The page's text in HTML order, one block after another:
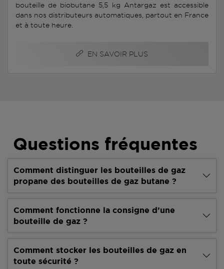
bouteille de biobutane 5,5 kg Antargaz est accessible
dans nos distributeurs automatiques, partout en France
et à toute heure.
EN SAVOIR PLUS
Questions fréquentes
Comment distinguer les bouteilles de gaz
propane des bouteilles de gaz butane ?
Comment fonctionne la consigne d’une
bouteille de gaz ?
Comment stocker les bouteilles de gaz en
toute sécurité ?